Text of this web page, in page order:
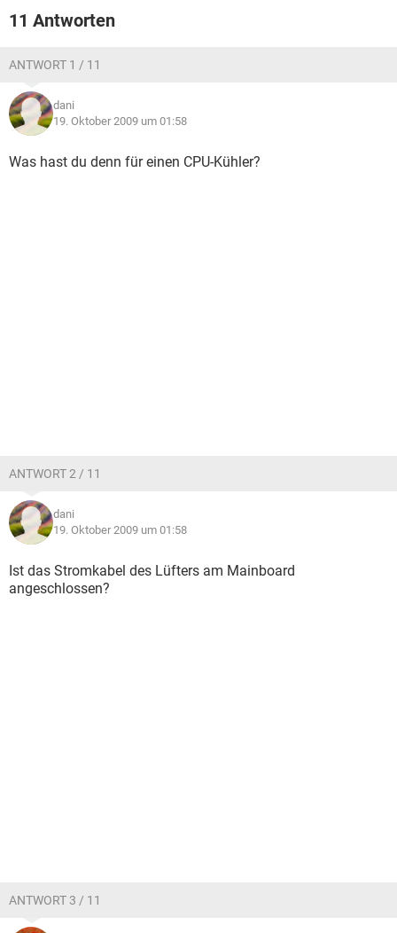
11 Antworten
ANTWORT 1 / 11
dani
19. Oktober 2009 um 01:58
Was hast du denn für einen CPU-Kühler?
ANTWORT 2 / 11
dani
19. Oktober 2009 um 01:58
Ist das Stromkabel des Lüfters am Mainboard
angeschlossen?
ANTWORT 3 / 11